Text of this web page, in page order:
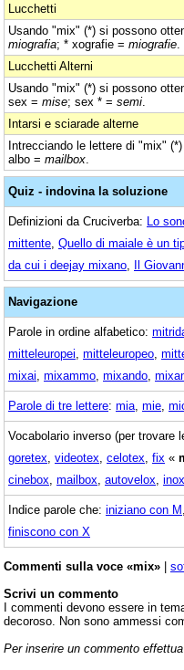
Lucchetti
Usando "mix" (*) si possono
miografia; * xografie = miografie
Lucchetti Alterni
Usando "mix" (*) si possono
sex = mise; sex * = semi
Intarsi e sciarade alterne
Intrecciando le lettere di "mix"
albo = mailbox
Quiz - indovina la soluzione
Definizioni da Cruciverba: Lo
mittente Quello di maiale è un
da cui i deejay mixano Il
Navigazione
Parole in ordine alfabetico:
mitteleuropei mitteleuropeo
mixai mixammo mixando
Parole di tre lettere: mia mie
Vocabolario inverso (per trovare
goretex videotex celotex fix «
cinebox mailbox autovelox inox
Indice parole che: iniziano con M
finiscono con X
Commenti sulla voce «mix» |
Scrivi un commento
I commenti devono essere in
decoroso. Non sono ammessi
Per inserire un commento